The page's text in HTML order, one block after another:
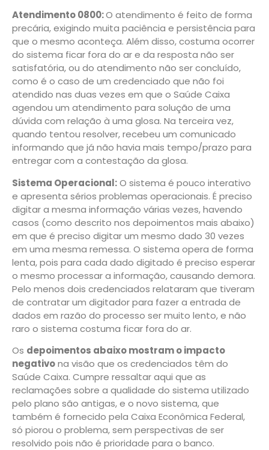
Atendimento 0800:O atendimento é feito de forma
precária, exigindo muita paciência e persistência para
que o mesmo aconteça. Além disso, costuma ocorrer
do sistema ficar fora do ar e da resposta não ser
satisfatória, ou do atendimento não ser concluído,
como é o caso de um credenciado que não foi
atendido nas duas vezes em que o Saúde Caixa
agendou um atendimento para solução de uma
dúvida com relação à uma glosa. Na terceira vez,
quando tentou resolver, recebeu um comunicado
informando que já não havia mais tempo/prazo para
entregar com a contestação da glosa.
Sistema Operacional:O sistema é pouco interativo
e apresenta sérios problemas operacionais. É preciso
digitar a mesma informação várias vezes, havendo
casos (como descrito nos depoimentos mais abaixo)
em que é preciso digitar um mesmo dado 30 vezes
em uma mesma remessa. O sistema opera de forma
lenta, pois para cada dado digitado é preciso esperar
o mesmo processar a informação, causando demora.
Pelo menos dois credenciados relataram que tiveram
de contratar um digitador para fazer a entrada de
dados em razão do processo ser muito lento, e não
raro o sistema costuma ficar fora do ar.
Os depoimentos abaixo mostram o impacto
negativona visão que os credenciados têm do
Saúde Caixa. Cumpre ressaltar aqui que as
reclamações sobre a qualidade do sistema utilizado
pelo plano são antigas, e o novo sistema, que
também é fornecido pela Caixa Econômica Federal,
só piorou o problema, sem perspectivas de ser
resolvido pois não é prioridade para o banco.